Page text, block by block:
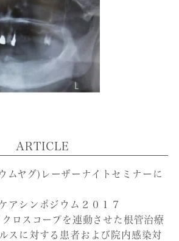
ARTICLE
ムヤグ)レーザーナイトセミナーに
アシンポジウム２０１７
クロスコープを連動させた根管治療
スに対する患者および院内感染対